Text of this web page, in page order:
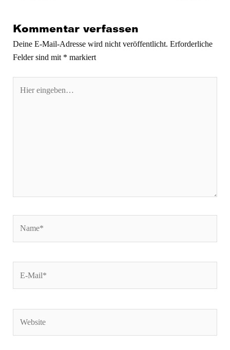
Kommentar verfassen
Deine E-Mail-Adresse wird nicht veröffentlicht. Erforderliche
Felder sind mit * markiert
eingeben…
Mail*